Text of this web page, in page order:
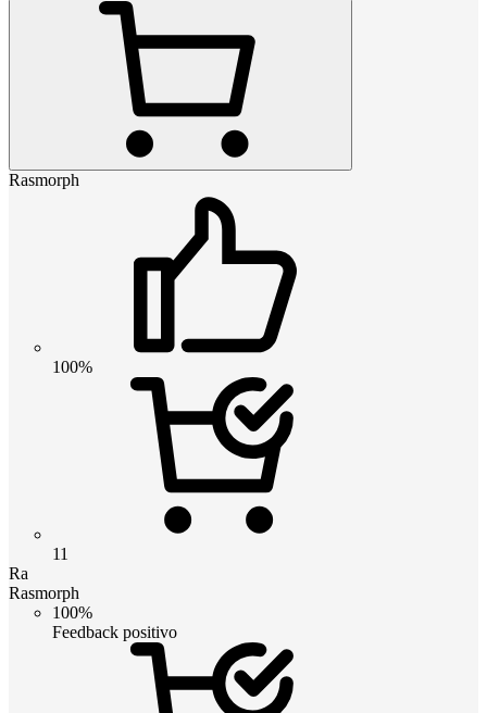
Rasmorph
100%
11
Ra
Rasmorph
100%
Feedback positivo